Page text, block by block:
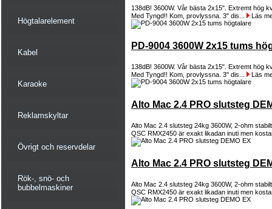
Högtalarelement
Kabel
Karaoke
Reklamskyltar
Övrigt och reservdelar
Rök-, snö- och
bubbelmaskiner
138dB! 3600W. Vår bästa 2x15". Extremt hög
Med Tyngd!! Kom, provlyssna. 3" dis...
Läs
PD-9004 3600W 2x15 tums
138dB! 3600W. Vår bästa 2x15". Extremt hög
Med Tyngd!! Kom, provlyssna. 3" dis...
Läs
Alto Mac 2.4 PRO slutsteg
Alto Mac 2.4 slutsteg 24kg 3600W, 2-ohm
QSC RMX2450 är exakt likadan inuti men
Alto Mac 2.4 PRO slutsteg
Alto Mac 2.4 slutsteg 24kg 3600W, 2-ohm
QSC RMX2450 är exakt likadan inuti men